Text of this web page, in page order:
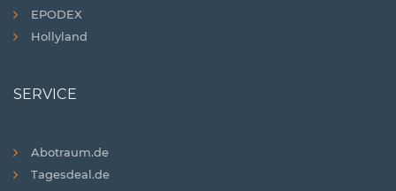
EPODEX
Hollyland
SERVICE
Abotraum.de
Tagesdeal.de